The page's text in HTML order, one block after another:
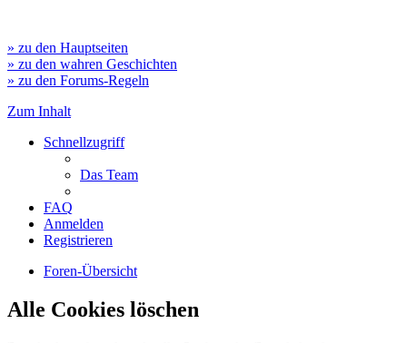
» zu den Hauptseiten
» zu den wahren Geschichten
» zu den Forums-Regeln
Zum Inhalt
Schnellzugriff
Das Team
FAQ
Anmelden
Registrieren
Foren-Übersicht
Alle Cookies löschen